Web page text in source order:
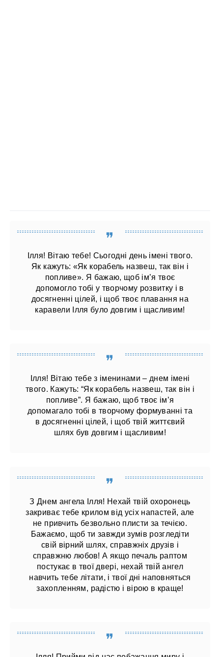
Ілля! Вітаю тебе! Сьогодні день імені твого.
Як кажуть: «Як корабель назвеш, так він і
попливе». Я бажаю, щоб ім’я твоє
допомогло тобі у творчому розвитку і в
досягненні цілей, і щоб твоє плавання на
каравели Ілля було довгим і щасливим!
Ілля! Вітаю тебе з іменинами – днем ​​імені
твого. Кажуть: “Як корабель назвеш, так він і
попливе”. Я бажаю, щоб твоє ім’я
допомагало тобі в творчому формуванні та
в досягненні цілей, і щоб твій життєвий
шлях був довгим і щасливим!
З Днем ангела Ілля! Нехай твій охоронець
закриває тебе крилом від усіх напастей, але
не привчить безвольно плисти за течією.
Бажаємо, щоб ти завжди зумів розгледіти
свій вірний шлях, справжніх друзів і
справжню любов! А якщо печаль раптом
постукає в твої двері, нехай твій ангел
навчить тебе літати, і твої дні наповняться
захопленням, радістю і вірою в краще!